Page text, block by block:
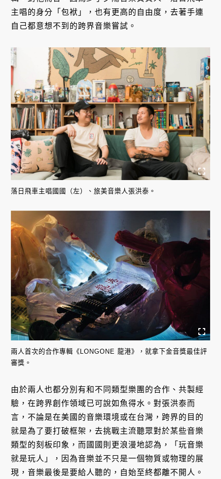
主唱的身分「包袱」，也有更高的自由度，去著手連
自己都意想不到的跨界音樂嘗試。
落日飛車主唱國國（左）、旅美音樂人張洪泰。
兩人首次的合作專輯《LONGONE 龍港》，就拿下金音獎最佳評
審獎。
由於兩人也都分別有和不同類型樂團的合作、共製經
驗，在跨界創作領域已可說如魚得水。對張洪泰而
言，不論是在美國的音樂環境或在台灣，跨界的目的
就是為了要打破框架，去挑戰主流聽眾對於某些音樂
類型的刻板印象，而國國則更浪漫地認為，「玩音樂
就是玩人」，因為音樂並不只是一個物質或物理的展
現，音樂最後是要給人聽的，自始至終都離不開人。